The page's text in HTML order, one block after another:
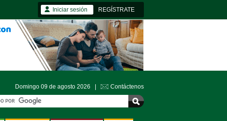
Iniciar sesión REGÍSTRATE
Domingo 09 de agosto 2026 | Contáctenos